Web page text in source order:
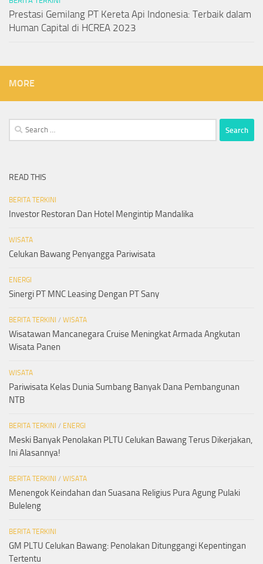
Prestasi Gemilang PT Kereta Api Indonesia: Terbaik dalam
Human Capital di HCREA 2023
MORE
Search
for:
READ THIS
BERITA TERKINI
Investor Restoran Dan Hotel Mengintip Mandalika
WISATA
Celukan Bawang Penyangga Pariwisata
ENERGI
Sinergi PT MNC Leasing Dengan PT Sany
BERITA TERKINI / WISATA
Wisatawan Mancanegara Cruise Meningkat Armada Angkutan
Wisata Panen
WISATA
Pariwisata Kelas Dunia Sumbang Banyak Dana Pembangunan
NTB
BERITA TERKINI / ENERGI
Meski Banyak Penolakan PLTU Celukan Bawang Terus Dikerjakan,
Ini Alasannya!
BERITA TERKINI / WISATA
Menengok Keindahan dan Suasana Religius Pura Agung Pulaki
Buleleng
BERITA TERKINI
GM PLTU Celukan Bawang: Penolakan Ditunggangi Kepentingan
Tertentu